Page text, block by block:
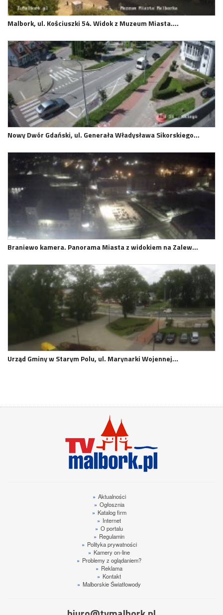
Malbork, ul. Kościuszki 54. Widok z Muzeum Miasta.…
Nowy Dwór Gdański, ul. Generała Władysława Sikorskiego…
Braniewo kamera. Panorama Miasta z widokiem na Zalew…
Urząd Gminy w Starym Polu, ul. Marynarki Wojennej…
» Aktualności
» Ogłosznia
» Katalog firm
» Internet
» O portalu
» Regulamin
» Polityka prywatności
» Kamery on-line
» Problemy z oglądaniem?
» Reklama
» Kontakt
» Malborskie Światłowody